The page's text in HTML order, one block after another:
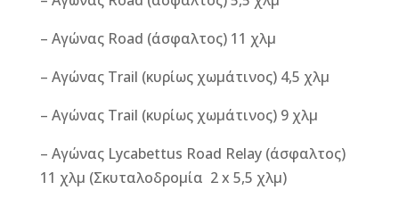
– Αγώνας Road (άσφαλτος) 11 χλμ
– Αγώνας Trail (κυρίως χωμάτινος) 4,5 χλμ
– Αγώνας Trail (κυρίως χωμάτινος) 9 χλμ
– Αγώνας Lycabettus Road Relay (άσφαλτος)
11 χλμ (Σκυταλοδρομία 2 x 5,5 χλμ)